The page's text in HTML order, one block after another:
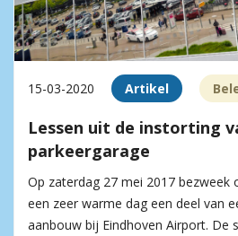
15-03-2020 Artikel
Lessen uit de instorting
parkeergarage
Op zaterdag 27 mei 2017 bezweek
een zeer warme dag een deel van
aanbouw bij Eindhoven Airport. De